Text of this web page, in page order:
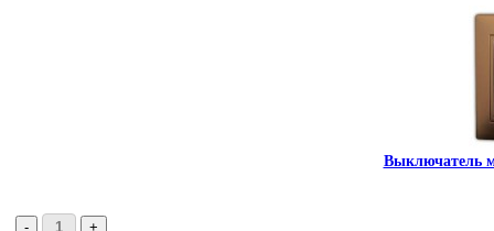
Выключатель